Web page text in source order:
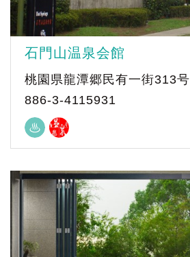
石門山温泉会館
桃園県龍潭郷民有一街313号
886-3-4115931